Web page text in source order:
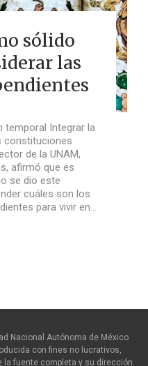
sólido
las
temporal Integrar la
constituciones
de la UNAM,
afirmó que es
se dio este
cuáles son los
para vivir en…
Nacional Autónoma de México
con fines no lucrativos,
la fuente completa y su dirección